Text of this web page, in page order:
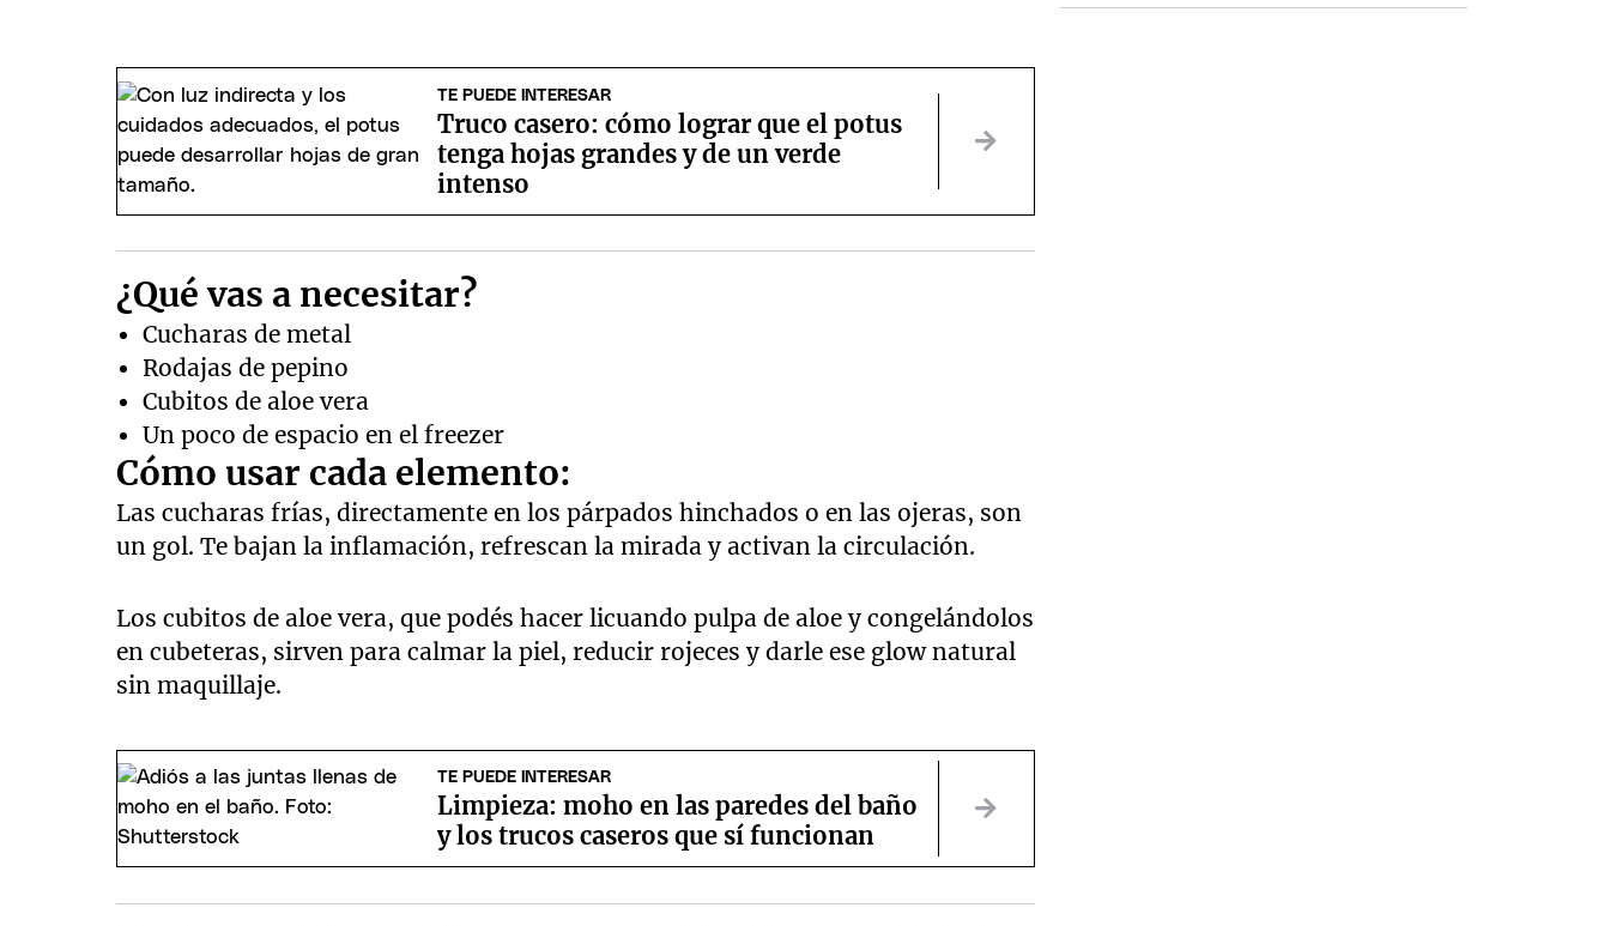
TE PUEDE INTERESAR
Truco casero: cómo lograr que el potus
tenga hojas grandes y de un verde
intenso
¿Qué vas a necesitar?
Cucharas de metal
Rodajas de pepino
Cubitos de aloe vera
Un poco de espacio en el freezer
Cómo usar cada elemento:
Las cucharas frías, directamente en los párpados hinchados o en las ojeras, son
un gol. Te bajan la inflamación, refrescan la mirada y activan la circulación.
Los cubitos de aloe vera, que podés hacer licuando pulpa de aloe y congelándolos
en cubeteras, sirven para calmar la piel, reducir rojeces y darle ese glow natural
sin maquillaje.
TE PUEDE INTERESAR
Limpieza: moho en las paredes del baño
y los trucos caseros que sí funcionan